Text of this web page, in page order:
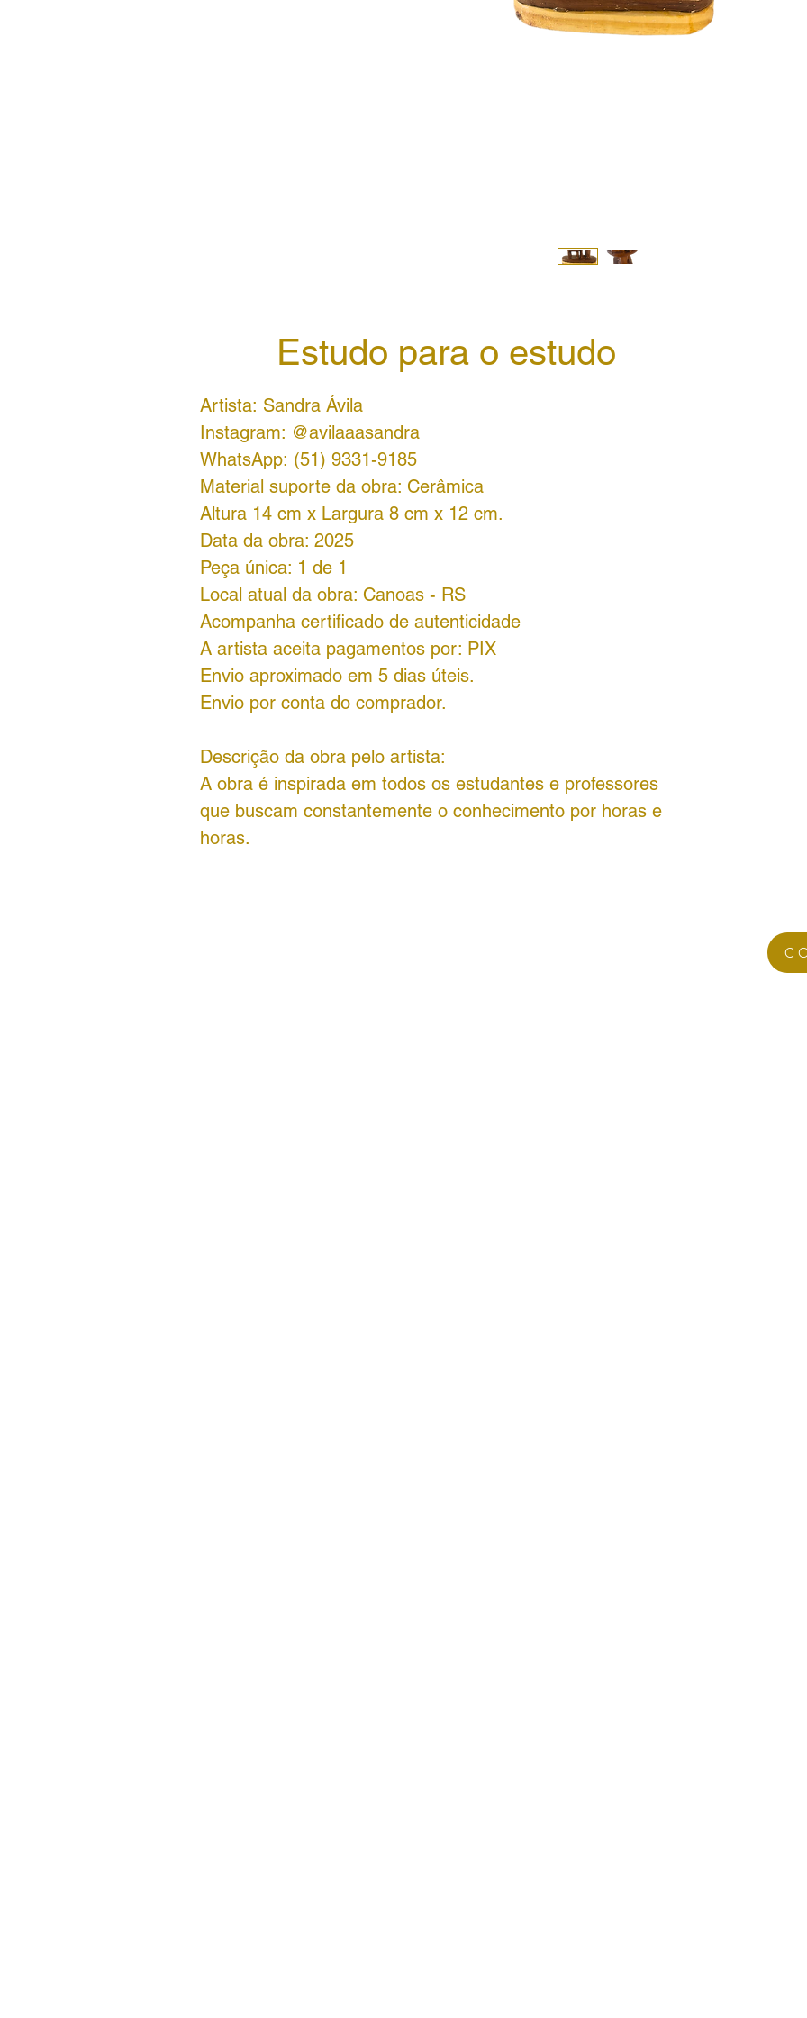
Estudo para o estudo
Artista: Sandra Ávila
Instagram: @avilaaasandra
WhatsApp: (51) 9331-9185
Material suporte da obra: Cerâmica
Altura 14 cm x Largura 8 cm x 12 cm.
Data da obra: 2025
Peça única: 1 de 1
Local atual da obra: Canoas - RS
Acompanha certificado de autenticidade
A artista aceita pagamentos por: PIX
Envio aproximado em 5 dias úteis.
Envio por conta do comprador.
Descrição da obra pelo artista:
A obra é inspirada em todos os estudantes e professores
que buscam constantemente o conhecimento por horas e
horas.